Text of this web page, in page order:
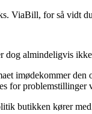
ViaBill, for så vidt
dog almindeligvis
imødekommer
for problemstillinger
butikken kører